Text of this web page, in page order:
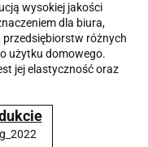
wysokiej jakości
dla biura,
przedsiębiorstw różnych
użytku domowego.
jej elastyczność oraz